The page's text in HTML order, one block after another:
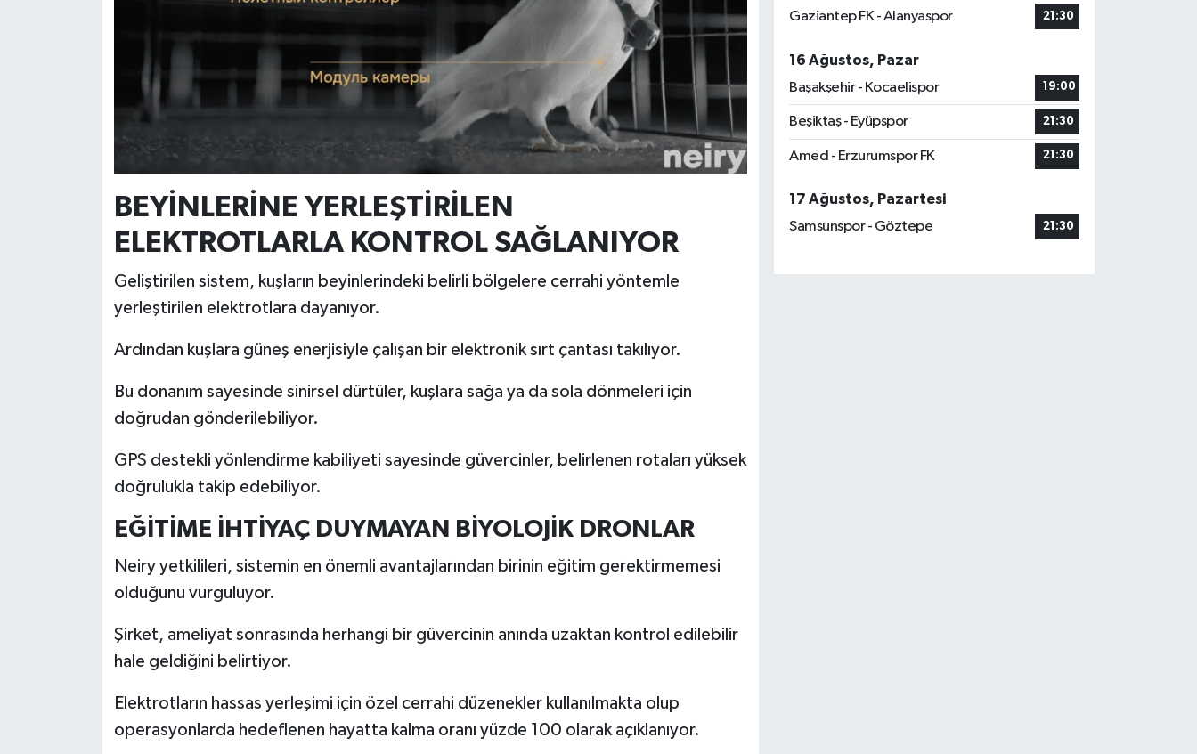
BEYİNLERİNE YERLEŞTİRİLEN
ELEKTROTLARLA KONTROL SAĞLANIYOR
Geliştirilen sistem, kuşların beyinlerindeki belirli bölgelere cerrahi yöntemle
yerleştirilen elektrotlara dayanıyor.
Ardından kuşlara güneş enerjisiyle çalışan bir elektronik sırt çantası takılıyor.
Bu donanım sayesinde sinirsel dürtüler, kuşlara sağa ya da sola dönmeleri için
doğrudan gönderilebiliyor.
GPS destekli yönlendirme kabiliyeti sayesinde güvercinler, belirlenen rotaları yüksek
doğrulukla takip edebiliyor.
EĞİTİME İHTİYAÇ DUYMAYAN BİYOLOJİK DRONLAR
Neiry yetkilileri, sistemin en önemli avantajlarından birinin eğitim gerektirmemesi
olduğunu vurguluyor.
Şirket, ameliyat sonrasında herhangi bir güvercinin anında uzaktan kontrol edilebilir
hale geldiğini belirtiyor.
Elektrotların hassas yerleşimi için özel cerrahi düzenekler kullanılmakta olup
operasyonlarda hedeflenen hayatta kalma oranı yüzde 100 olarak açıklanıyor.
Gaziantep FK - Alanyaspor 21:30
16 Ağustos, Pazar
Başakşehir - Kocaelispor
19:00
Beşiktaş - Eyüpspor 21:30
Amed - Erzurumspor FK 21:30
17 Ağustos, Pazartesi
Samsunspor - Göztepe
21:30
Rüya Tabirleri
Video Galeri